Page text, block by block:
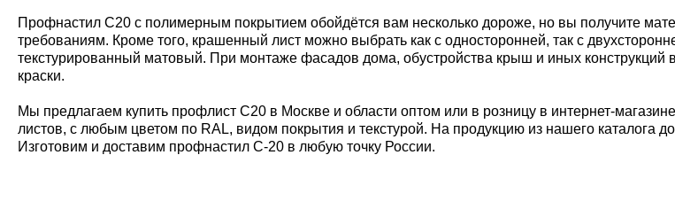
Профнастил С20 с полимерным покрытием обойдётся вам несколько дороже, но вы получите
требованиям. Кроме того, крашенный лист можно выбрать как с односторонней, так с
текстурированный матовый. При монтаже фасадов дома, обустройства крыш и иных
краски.
Мы предлагаем купить профлист С20 в Москве и области оптом или в розницу в интернет-
листов, с любым цветом по RAL, видом покрытия и текстурой. На продукцию из нашего каталога
Изготовим и доставим профнастил С-20 в любую точку России.